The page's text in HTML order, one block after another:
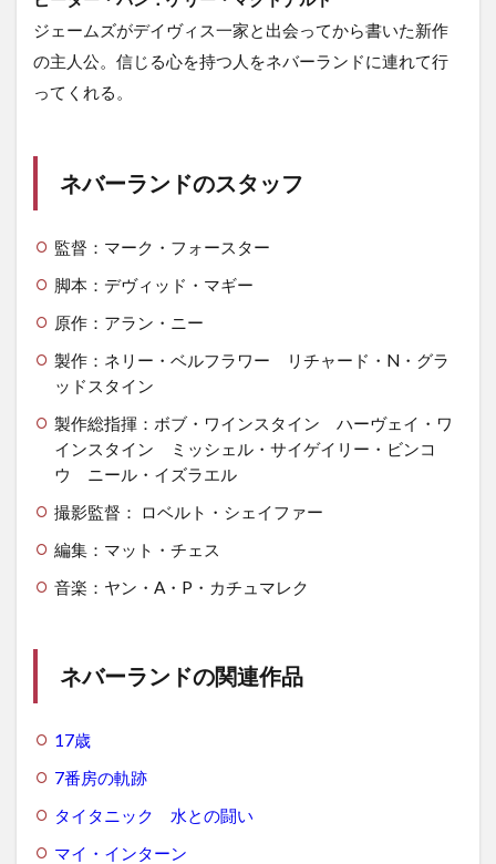
ジェームズがデイヴィス一家と出会ってから書いた新作
の主人公。信じる心を持つ人をネバーランドに連れて行
ってくれる。
ネバーランドのスタッフ
監督：マーク・フォースター
脚本：デヴィッド・マギー
原作：アラン・ニー
製作：ネリー・ベルフラワー リチャード・N・グラ
ッドスタイン
製作総指揮：ボブ・ワインスタイン ハーヴェイ・ワ
インスタイン ミッシェル・サイゲイリー・ビンコ
ウ ニール・イズラエル
撮影監督： ロベルト・シェイファー
編集：マット・チェス
音楽：ヤン・A・P・カチュマレク
ネバーランドの関連作品
17歳
7番房の軌跡
タイタニック 水との闘い
マイ・インターン